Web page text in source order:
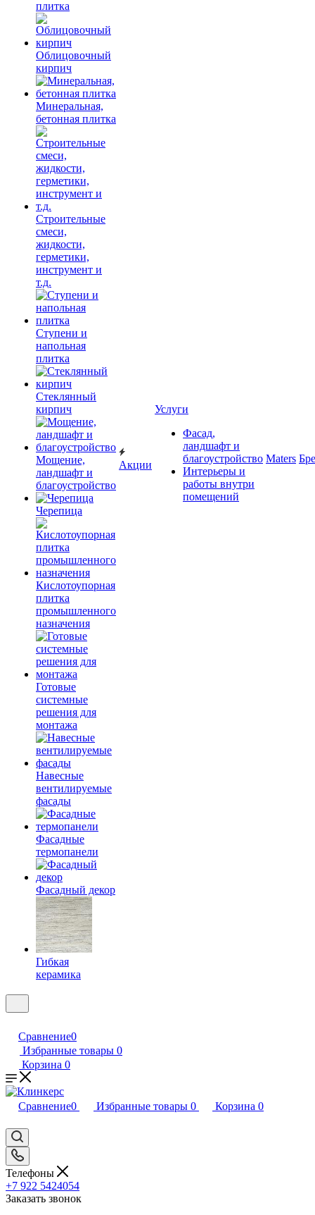
плитка
Облицовочный
кирпич
Минеральная,
бетонная плитка
Строительные
смеси,
жидкости,
герметики,
инструмент и
т.д.
Ступени и
напольная
плитка
Cтеклянный
кирпич
Мощение,
ландшафт и
благоустройство
Черепица
Кислотоупорная
плитка
промышленного
назначения
Готовые
системные
решения для
монтажа
Навесные
вентилируемые
фасады
Фасадные
термопанели
Фасадный декор
Гибкая
керамика
Акции
Услуги
Фасад,
ландшафт и
благоустройство
Интерьеры и
работы внутри
помещений
Maters
Сравнение0
Избранные товары 0
Корзина 0
Сравнение0 Избранные товары 0 Корзина 0
Телефоны
+7 922 5424054
Заказать звонок